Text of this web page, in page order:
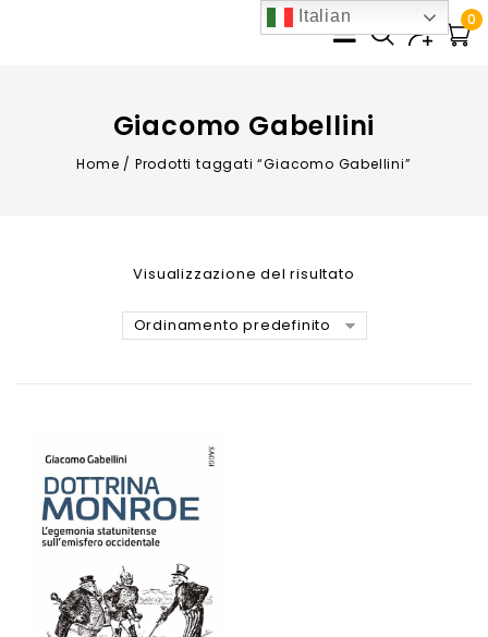
0
Giacomo Gabellini
Home / Prodotti taggati “Giacomo Gabellini”
Visualizzazione del risultato
Ordinamento predefinito
Italian